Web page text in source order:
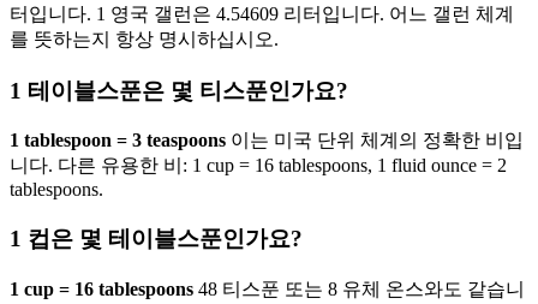
터입니다. 1 영국 갤런은 4.54609 리터입니다. 어느 갤런 체계
를 뜻하는지 항상 명시하십시오.
1 테이블스푼은 몇 티스푼인가요?
1 tablespoon = 3 teaspoons 이는 미국 단위 체계의 정확한 비입
니다. 다른 유용한 비: 1 cup = 16 tablespoons, 1 fluid ounce = 2
tablespoons.
1 컵은 몇 테이블스푼인가요?
1 cup = 16 tablespoons 48 티스푼 또는 8 유체 온스와도 같습니